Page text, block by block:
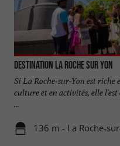
Destination la Roche sur Yon
Si La Roche-sur-Yon est riche
culture et en activités, elle
...
136 m - La Roche-